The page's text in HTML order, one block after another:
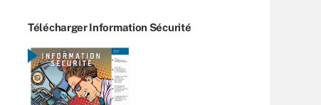
Télécharger Information Sécurité